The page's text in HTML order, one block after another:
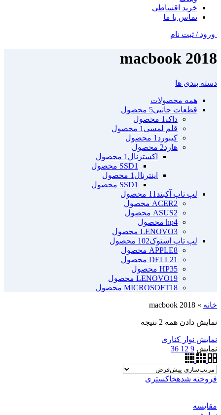
خرید اقساطی
تماس با ما
ورود / ثبت نام
macbook 2018
دسته بندی ها
همه محصولات
قطعات جانبی5 محصول
داک 1 محصول
قلم لمسی 1 محصول
کیبورد 1 محصول
هارد2 محصول
اکسترنال 1 محصول
SSD1 محصول
اینترنال 1 محصول
SSD1 محصول
لپ تاپ آکبند 11 محصول
ACER2 محصول
ASUS2 محصول
hp4 محصول
LENOVO3 محصول
لپ تاپ استوک102 محصول
APPLE8 محصول
DELL21 محصول
HP35 محصول
LENOVO19 محصول
MICROSOFT18 محصول
خانه »
macbook 2018
نمایش دادن همه 2 نتیجه
نمایش نوار کناری
نمایش 9
12
36
فروخته شدهخاکستری
مقايسه